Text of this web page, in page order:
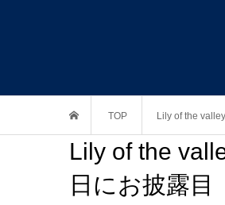
TOP Lily of the valley
Lily of the
日にお披露目